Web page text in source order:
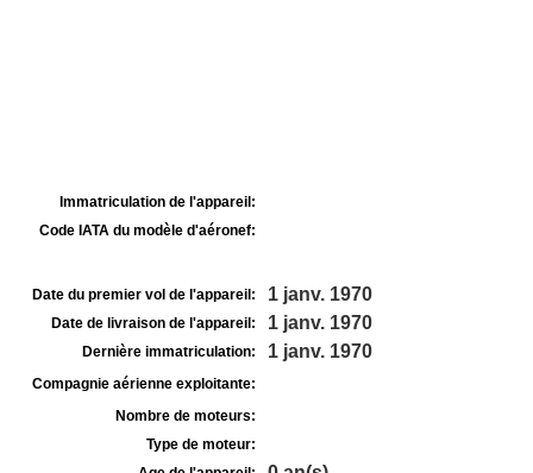
Immatriculation de l'appareil:
Code IATA du modèle d'aéronef:
Date du premier vol de l'appareil: 1 janv. 1970
Date de livraison de l'appareil: 1 janv. 1970
Dernière immatriculation: 1 janv. 1970
Compagnie aérienne exploitante:
Nombre de moteurs:
Type de moteur: